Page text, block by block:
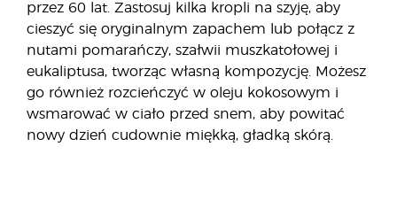
przez 60 lat. Zastosuj kilka kropli na szyję, aby
cieszyć się oryginalnym zapachem lub połącz z
nutami pomarańczy, szałwii muszkatołowej i
eukaliptusa, tworząc własną kompozycję. Możesz
go również rozcieńczyć w oleju kokosowym i
wsmarować w ciało przed snem, aby powitać
nowy dzień cudownie miękką, gładką skórą.